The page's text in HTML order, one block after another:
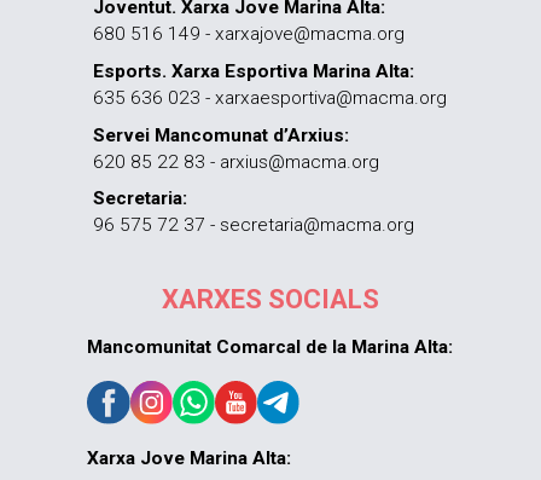
Joventut. Xarxa Jove Marina Alta:
680 516 149 - xarxajove@macma.org
Esports. Xarxa Esportiva Marina Alta:
635 636 023 - xarxaesportiva@macma.org
Servei Mancomunat d’Arxius:
620 85 22 83 - arxius@macma.org
Secretaria:
96 575 72 37 - secretaria@macma.org
XARXES SOCIALS
Mancomunitat Comarcal de la Marina Alta:
Xarxa Jove Marina Alta: